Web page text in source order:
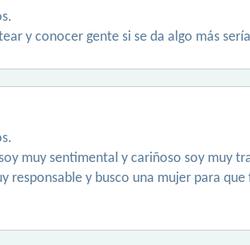
y conocer gente si se da algo más
muy sentimental y cariñoso soy muy
responsable y busco una mujer para